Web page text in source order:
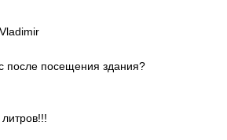
после посещения здания?